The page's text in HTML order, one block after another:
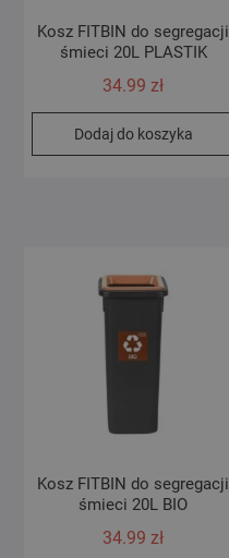
Kosz FITBIN do segregacji
śmieci 20L PLASTIK
34.99 zł
Dodaj do koszyka
Kosz FITBIN do segregacji
śmieci 20L BIO
34.99 zł